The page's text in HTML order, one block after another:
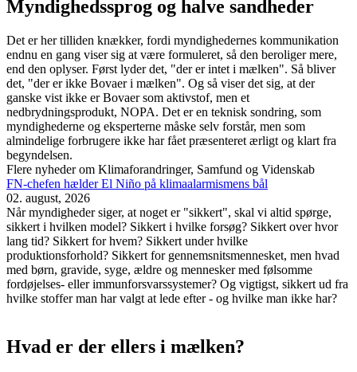
Myndighedssprog og halve sandheder
Det er her tilliden knækker, fordi myndighedernes kommunikation
endnu en gang viser sig at være formuleret, så den beroliger mere,
end den oplyser. Først lyder det, "der er intet i mælken". Så bliver
det, "der er ikke Bovaer i mælken". Og så viser det sig, at der
ganske vist ikke er Bovaer som aktivstof, men et
nedbrydningsprodukt, NOPA. Det er en teknisk sondring, som
myndighederne og eksperterne måske selv forstår, men som
almindelige forbrugere ikke har fået præsenteret ærligt og klart fra
begyndelsen.
Flere nyheder om Klimaforandringer, Samfund og Videnskab
FN-chefen hælder El Niño på klimaalarmismens bål
02. august, 2026
Når myndigheder siger, at noget er "sikkert", skal vi altid spørge,
sikkert i hvilken model? Sikkert i hvilke forsøg? Sikkert over hvor
lang tid? Sikkert for hvem? Sikkert under hvilke
produktionsforhold? Sikkert for gennemsnitsmennesket, men hvad
med børn, gravide, syge, ældre og mennesker med følsomme
fordøjelses- eller immunforsvarssystemer? Og vigtigst, sikkert ud fra
hvilke stoffer man har valgt at lede efter - og hvilke man ikke har?
Hvad er der ellers i mælken?